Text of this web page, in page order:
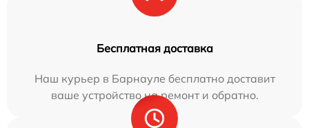
Бесплатная доставка
Наш курьер в Барнауле бесплатно доставит
ваше устройство на ремонт и обратно.